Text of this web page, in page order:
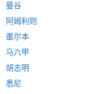
曼谷
阿姆利则
墨尔本
马六甲
胡志明
悉尼